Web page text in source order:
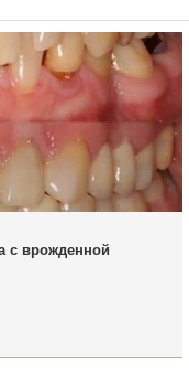
с врожденной